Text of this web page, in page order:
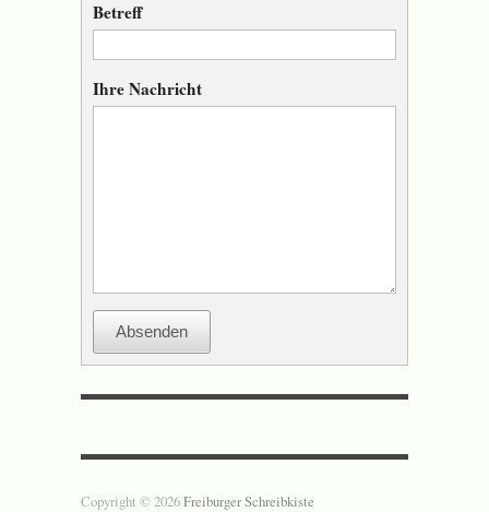
Betreff
Ihre Nachricht
Absenden
Copyright © 2026Freiburger Schreibkiste